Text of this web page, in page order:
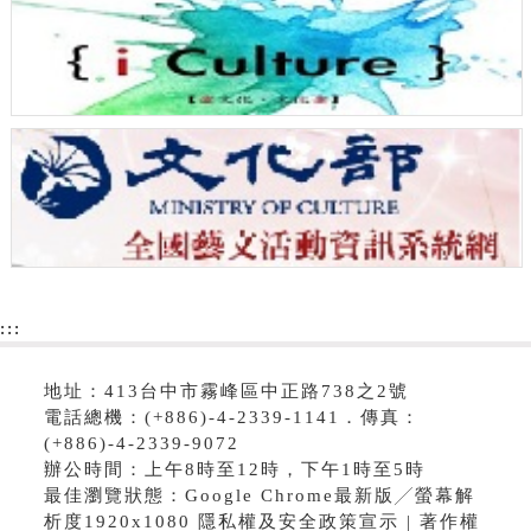
:::
地址：413台中市霧峰區中正路738之2號
電話總機：(+886)-4-2339-1141．傳真：
(+886)-4-2339-9072
辦公時間：上午8時至12時，下午1時至5時
最佳瀏覽狀態：Google Chrome最新版╱螢幕解
析度1920x1080 隱私權及安全政策宣示 | 著作權